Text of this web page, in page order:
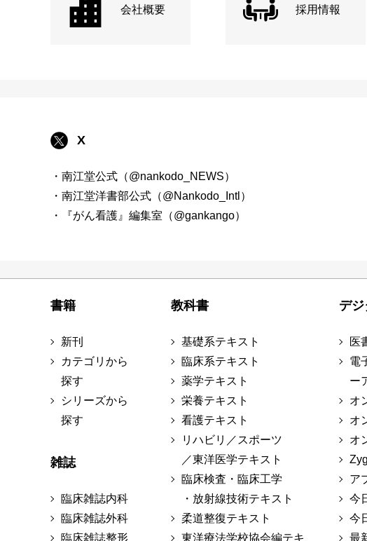
会社概要 採用情報
X
・南江堂公式（@nankodo_NEWS）
・南江堂洋書部公式（@Nankodo_Intl）
・『がん看護』編集室（@gankango）
書籍
新刊
カテゴリから
探す
シリーズから
探す
雑誌
臨床雑誌内科
臨床雑誌外科
臨床雑誌整形
教科書
基礎系テキスト
臨床系テキスト
薬学テキスト
栄養テキスト
看護テキスト
リハビリ／スポーツ
／東洋医学テキスト
臨床検査・臨床工学
・放射線技術テキスト
柔道整復テキスト
東洋療法学校協会編テキ
デ
医
電
ー
オ
オ
オ
ア
今
今
最